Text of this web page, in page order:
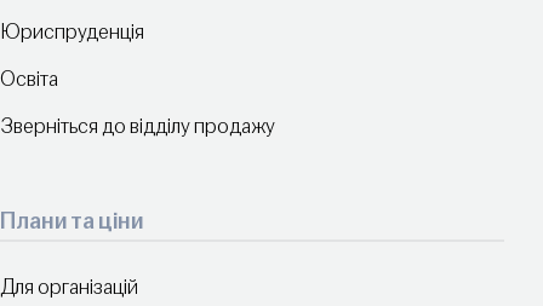
Юриспруденція
Освіта
Зверніться до відділу продажу
Плани та ціни
Для організацій